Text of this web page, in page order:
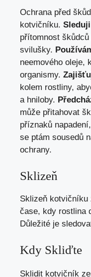
Ochrana před
kotvičníku. Sleduji
přítomnost
svilušky.
neemového oleje,
organismy.
kolem rostliny,
a hniloby.
může přitahovat
příznaků napadení,
se ptám sousedů
ochrany.
Sklizeň
Sklizeň kotvičníku
čase, kdy rostlina
Důležité je
Kdy Skliďte
Sklidit kotvičník